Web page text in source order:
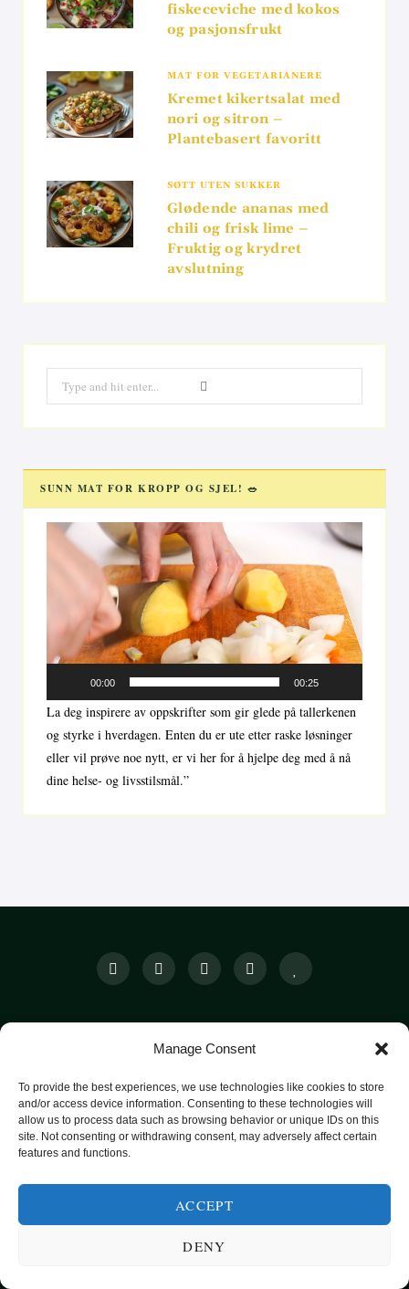
Manage Consent
To provide the best experiences, we use technologies like cookies to store
and/or access device information. Consenting to these technologies will
allow us to process data such as browsing behavior or unique IDs on this
site. Not consenting or withdrawing consent, may adversely affect certain
features and functions.
ACCEPT
DENY
fiskeceviche med kokos
og pasjonsfrukt
MAT FOR VEGETARIANERE
Kremet kikertsalat med
nori og sitron –
Plantebasert favoritt
SØTT UTEN SUKKER
Glødende ananas med
chili og frisk lime –
Fruktig og krydret
avslutning
Search
for:
SUNN MAT FOR KROPP OG SJEL! 🥗
Videoavspiller
00:00 00:25
La deg inspirere av oppskrifter som gir glede på tallerkenen
og styrke i hverdagen. Enten du er ute etter raske løsninger
eller vil prøve noe nytt, er vi her for å hjelpe deg med å nå
dine helse- og livsstilsmål.”
POPULÆRE OPPSKRIFTER
FROKOST
HOVEDRETTER
OM